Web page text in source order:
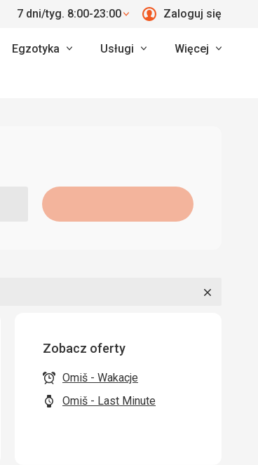
7 dni/tyg. 8:00-23:00 Zaloguj się
Egzotyka Usługi Więcej
Zobacz oferty
Omiš - Wakacje
Omiš - Last Minute